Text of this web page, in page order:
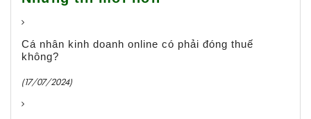
Cá nhân kinh doanh online có phải đóng thuế
không?
(17/07/2024)